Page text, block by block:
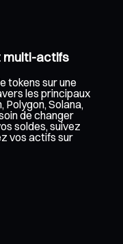
multi-actifs
tokens sur une
les principaux
Polygon, Solana,
de changer
soldes, suivez
vos actifs sur